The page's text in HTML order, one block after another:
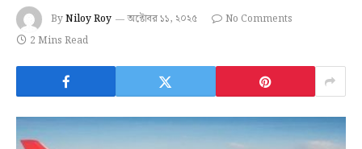
ByNiloy Roy অক্টোবর ১১, ২০২৫
No Comments
2 Mins Read